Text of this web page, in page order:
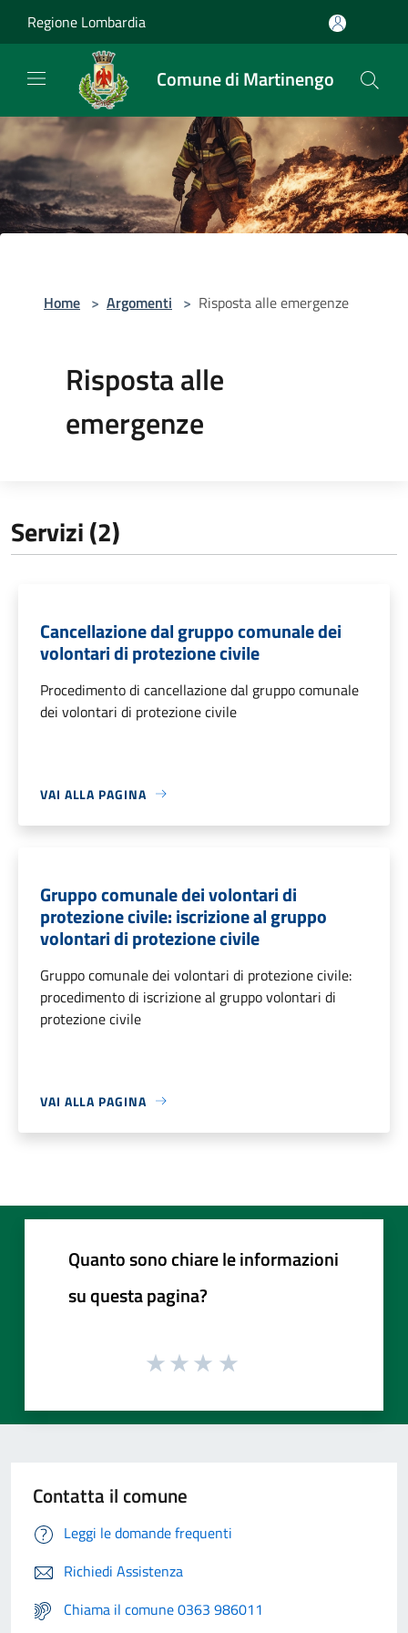
Regione Lombardia
Comune di Martinengo
Home > Argomenti > Risposta alle emergenze
Risposta alle
emergenze
Servizi (2)
Cancellazione dal gruppo comunale dei
volontari di protezione civile
Procedimento di cancellazione dal gruppo comunale
dei volontari di protezione civile
VAI ALLA PAGINA
Gruppo comunale dei volontari di
protezione civile: iscrizione al gruppo
volontari di protezione civile
Gruppo comunale dei volontari di protezione civile:
procedimento di iscrizione al gruppo volontari di
protezione civile
VAI ALLA PAGINA
Quanto sono chiare le informazioni
su questa pagina?
Contatta il comune
Leggi le domande frequenti
Richiedi Assistenza
Chiama il comune 0363 986011